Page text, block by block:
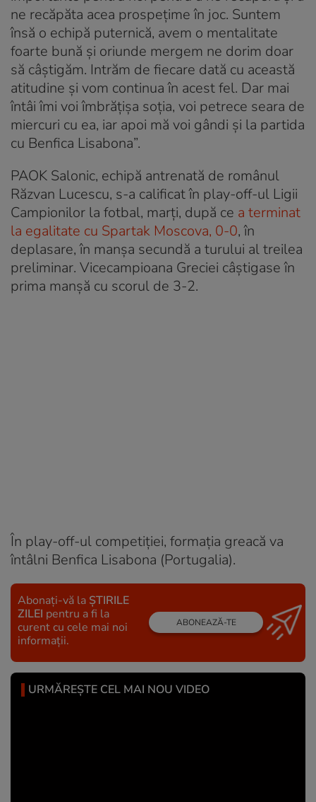
ne recăpăta acea prospeţime în joc. Suntem
însă o echipă puternică, avem o mentalitate
foarte bună şi oriunde mergem ne dorim doar
să câştigăm. Intrăm de fiecare dată cu această
atitudine şi vom continua în acest fel. Dar mai
întâi îmi voi îmbrăţişa soţia, voi petrece seara de
miercuri cu ea, iar apoi mă voi gândi şi la partida
cu Benfica Lisabona”.
PAOK Salonic, echipă antrenată de românul
Răzvan Lucescu, s-a calificat în play-off-ul Ligii
Campionilor la fotbal, marţi, după ce a terminat
la egalitate cu Spartak Moscova, 0-0, în
deplasare, în manşa secundă a turului al treilea
preliminar. Vicecampioana Greciei câştigase în
prima manşă cu scorul de 3-2.
În play-off-ul competiţiei, formaţia greacă va
întâlni Benfica Lisabona (Portugalia).
Abonați-vă la ȘTIRILE
ZILEI pentru a fi la
curent cu cele mai noi
informații.
ABONEAZĂ-TE
URMĂREȘTE CEL MAI NOU VIDEO